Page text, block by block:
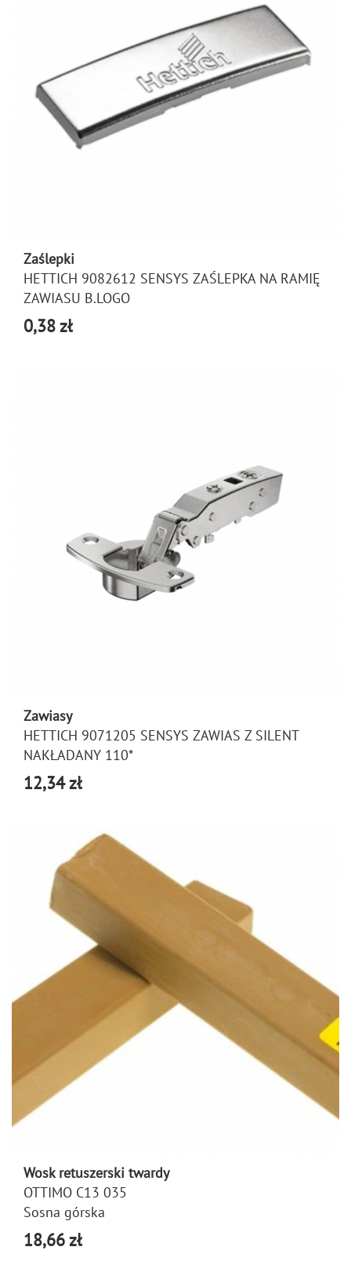
Zaślepki
HETTICH 9082612 SENSYS ZAŚLEPKA NA RAMIĘ
ZAWIASU B.LOGO
0,38 zł
Zawiasy
HETTICH 9071205 SENSYS ZAWIAS Z SILENT
NAKŁADANY 110*
12,34 zł
Wosk retuszerski twardy
OTTIMO C13 035
Sosna górska
18,66 zł